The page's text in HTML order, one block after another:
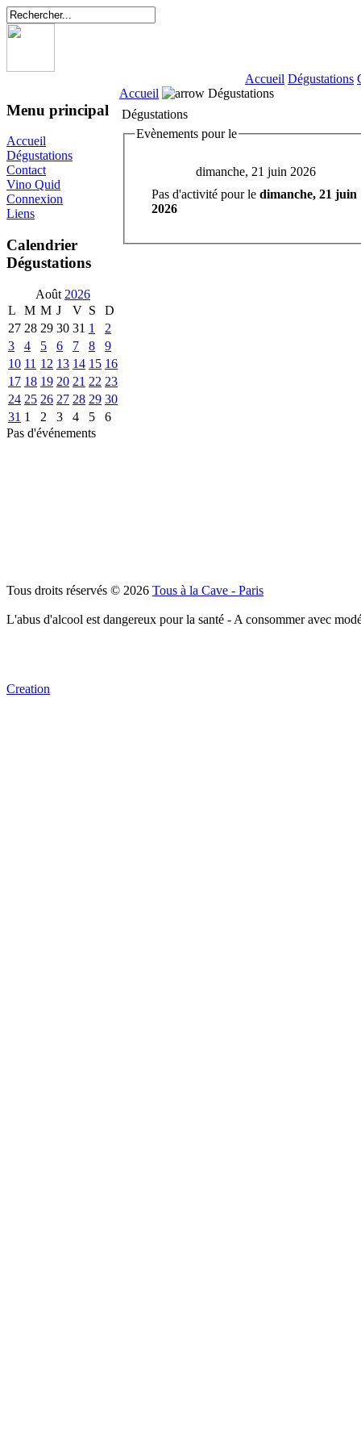
Accueil Dégustations
Menu principal
Accueil
Dégustations
Contact
Vino Quid
Connexion
Liens
Calendrier
Dégustations
Août 2026
L
M M J V S
D
27 28 29 30 31 1
2
3
4 5 6 7 8
9
10 11 12 13 14 15 16
17 18 19 20 21 22 23
24 25 26 27 28 29 30
31 1 2 3 4 5
6
Pas d'événements
Accueil
Dégustations
Dégustations
Evènements pour le
dimanche, 21 juin 2026
Pas d'activité pour le dimanche, 21 juin
2026
Tous droits réservés © 2026 Tous à la Cave - Paris
L'abus d'alcool est dangereux pour la santé - A consommer avec
Creation